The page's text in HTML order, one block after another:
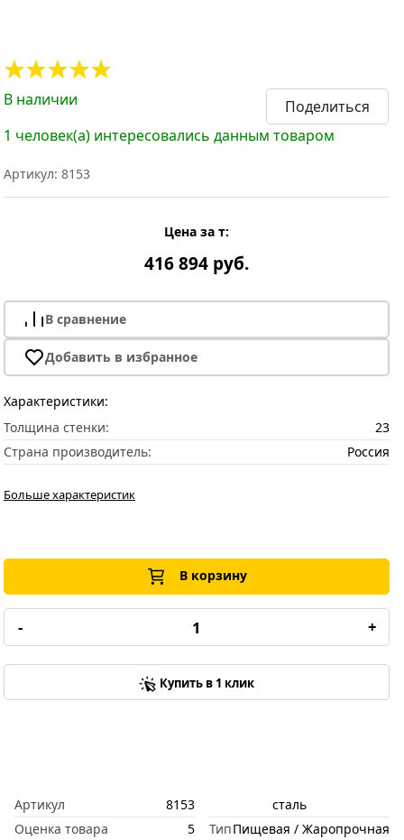
В наличии
Поделиться
1 человек(а) интересовались данным товаром
Артикул: 8153
Цена за т:
416 894 руб.
В сравнение
Добавить в избранное
Характеристики:
Толщина стенки:
23
Страна производитель:
Россия
Больше характеристик
В корзину
- +
Купить в 1 клик
Артикул
8153
Оценка товара
5
сталь
ТипПищевая / Жаропрочная